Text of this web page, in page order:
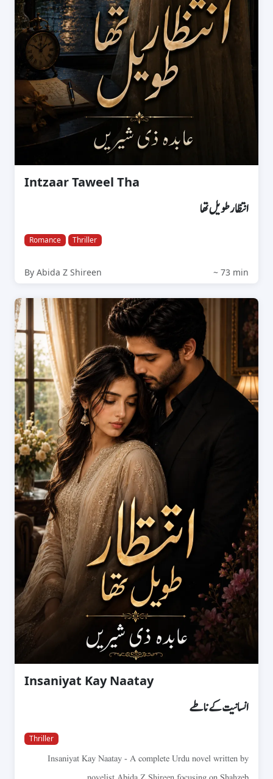
Intzaar Taweel Tha
انتظار طویل تھا
Romance Thriller
By Abida Z Shireen ~ 73 min
Insaniyat Kay Naatay
انسانیت کے ناطے
Thriller
Insaniyat Kay Naatay - A complete Urdu novel written by